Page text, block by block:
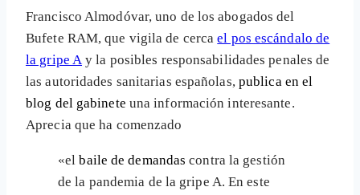
Francisco Almodóvar, uno de los abogados del
Bufete RAM, que vigila de cercael pos escándalo de
la gripe A y la posibles responsabilidades penales de
las autoridades sanitarias españolas, publica en el
blog del gabinete una información interesante.
Aprecia que ha comenzado
«elbaile de demandas contra la gestión
de la pandemia de la gripe A. En este